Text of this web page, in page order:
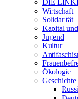
DIE
Wirtschaft
Solidarität
Kapital
Jugend
Kultur
Ökologie
Geschichte